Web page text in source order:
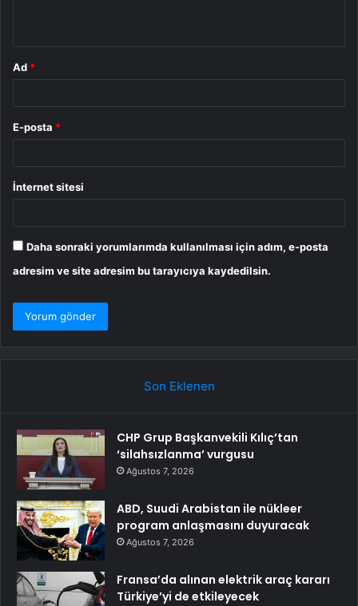
Ad *
E-posta *
İnternet sitesi
Daha sonraki yorumlarımda kullanılması için adım, e-posta
adresim ve site adresim bu tarayıcıya kaydedilsin.
Son Eklenen
CHP Grup Başkanvekili Kılıç’tan
‘silahsızlanma’ vurgusu
Ağustos 7, 2026
ABD, Suudi Arabistan ile nükleer
program anlaşmasını duyuracak
Ağustos 7, 2026
Fransa’da alınan elektrik araç kararı
Türkiye’yi de etkileyecek